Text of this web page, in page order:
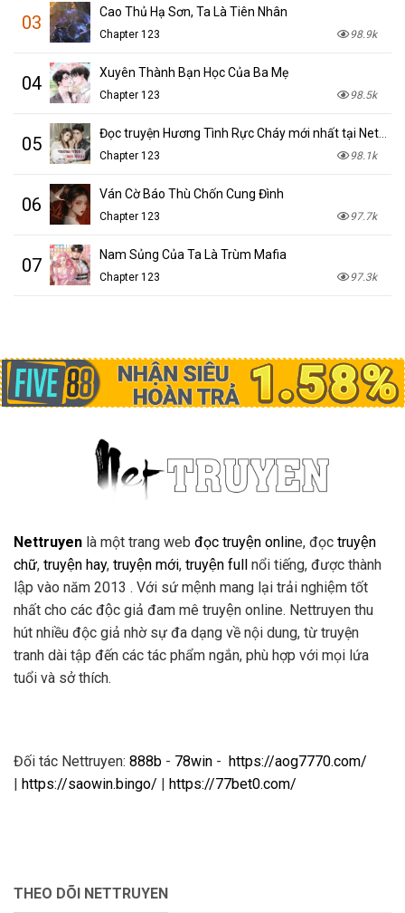
03 Cao Thủ Hạ Sơn, Ta Là Tiên Nhân
Chapter 123 98.9k
04 Xuyên Thành Bạn Học Của Ba Mẹ
Chapter 123 98.5k
05
Chapter 123 98.1k
06 Ván Cờ Báo Thù Chốn Cung Đình
Chapter 123 97.7k
07 Nam Sủng Của Ta Là Trùm Mafia
Chapter 123 97.3k
Nettruyen là một trang web đọc truyện online, đọc truyện
chữ, truyện hay, truyện mới, truyện full nổi tiếng, được thành
lập vào năm 2013 . Với sứ mệnh mang lại trải nghiệm tốt
nhất cho các độc giả đam mê truyện online. Nettruyen thu
hút nhiều độc giả nhờ sự đa dạng về nội dung, từ truyện
tranh dài tập đến các tác phẩm ngắn, phù hợp với mọi lứa
tuổi và sở thích.
Đối tác Nettruyen: 888b - 78win - https://aog7770.com/
| https://saowin.bingo/ | https://77bet0.com/
THEO DÕI NETTRUYEN